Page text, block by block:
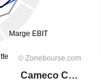
Cameco Corporation